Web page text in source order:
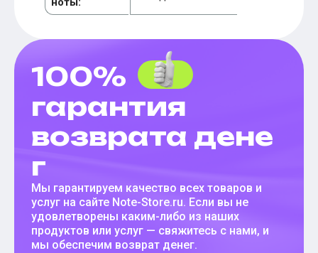
100%
гарантия
возврата дене
г
Мы гарантируем качество всех товаров и
услуг на сайте Note-Store.ru. Если вы не
удовлетворены каким-либо из наших
продуктов или услуг — свяжитесь с нами, и
мы обеспечим возврат денег.